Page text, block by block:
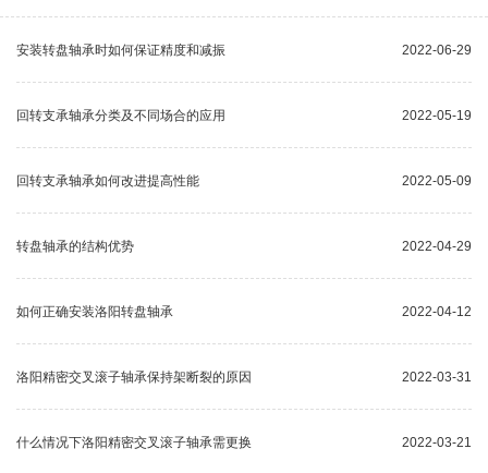
2022-06-29
安装转盘轴承时如何保证精度和减振
2022-05-19
回转支承轴承分类及不同场合的应用
2022-05-09
回转支承轴承如何改进提高性能
2022-04-29
转盘轴承的结构优势
2022-04-12
如何正确安装洛阳转盘轴承
2022-03-31
洛阳精密交叉滚子轴承保持架断裂的原因
2022-03-21
什么情况下洛阳精密交叉滚子轴承需更换